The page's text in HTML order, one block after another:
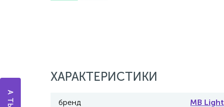
ХАРАКТЕРИСТИКИ
бренд MB Light